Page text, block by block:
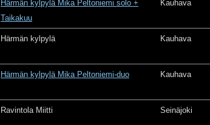
Härmän kylpylä Mika Peltoniemi solo +
Taikakuu
Kauhava
Härmän kylpylä Kauhava
Härmän kylpylä Mika Peltoniemi-duo Kauhava
Ravintola Miitti Seinäjoki